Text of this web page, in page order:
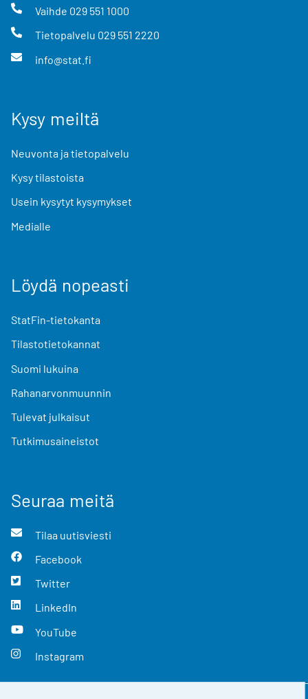
Vaihde 029 551 1000
Tietopalvelu 029 551 2220
info@stat.fi
Kysy meiltä
Neuvonta ja tietopalvelu
Kysy tilastoista
Usein kysytyt kysymykset
Medialle
Löydä nopeasti
StatFin-tietokanta
Tilastotietokannat
Suomi lukuina
Rahanarvonmuunnin
Tulevat julkaisut
Tutkimusaineistot
Seuraa meitä
Tilaa uutisviesti
Facebook
Twitter
LinkedIn
YouTube
Instagram